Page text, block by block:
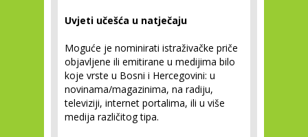
Uvjeti učešća u natječaju
Moguće je nominirati istraživačke priče
objavljene ili emitirane u medijima bilo
koje vrste u Bosni i Hercegovini: u
novinama/magazinima, na radiju,
televiziji, internet portalima, ili u više
medija različitog tipa.